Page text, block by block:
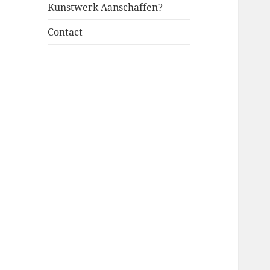
Kunstwerk Aanschaffen?
Contact